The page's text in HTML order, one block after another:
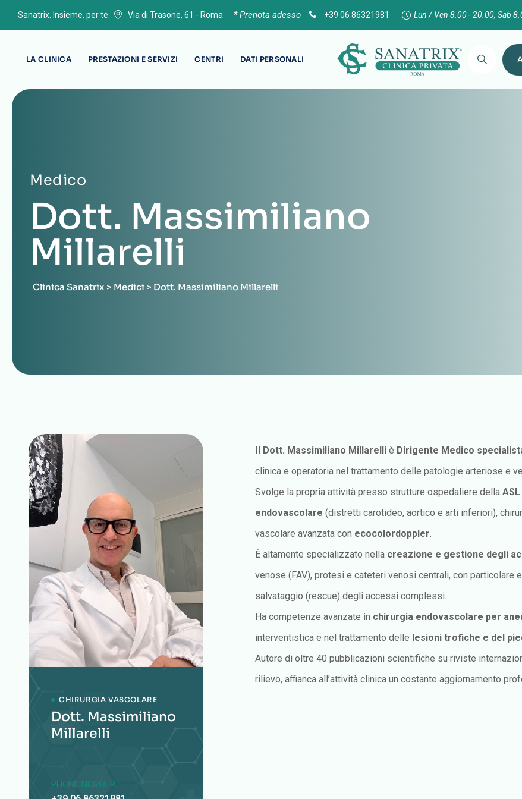
Sanatrix. Insieme, per te. Via di Trasone, 61 - Roma * Prenota adesso +39 06 86321981 Lun / Ven 8.00 - 20.00, Sab
LA CLINICA PRESTAZIONI E SERVIZI CENTRI DATI PERSONALI
Medico
Dott. Massimiliano
Millarelli
Clinica Sanatrix > Medici > Dott. Massimiliano Millarelli
CHIRURGIA VASCOLARE
Dott. Massimiliano
Millarelli
PHONE NUMBER :
Il Dott. Massimiliano Millarelli è Dirigente Medico
clinica e operatoria nel trattamento delle patologie arteriose e
Svolge la propria attività presso strutture ospedaliere della
endovascolare (distretti carotideo, aortico e arti inferiori),
vascolare avanzata con ecocolordoppler.
È altamente specializzato nella creazione e gestione degli
venose (FAV), protesi e cateteri venosi centrali, con
salvataggio (rescue) degli accessi complessi.
Ha competenze avanzate in chirurgia endovascolare per
interventistica e nel trattamento delle lesioni trofiche e del
Autore di oltre 40 pubblicazioni scientifiche su riviste
rilievo, affianca all’attività clinica un costante aggiornamento